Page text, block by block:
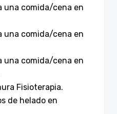
una comida/cena en
una comida/cena en
una comida/cena en
Fisioterapia.
de helado en